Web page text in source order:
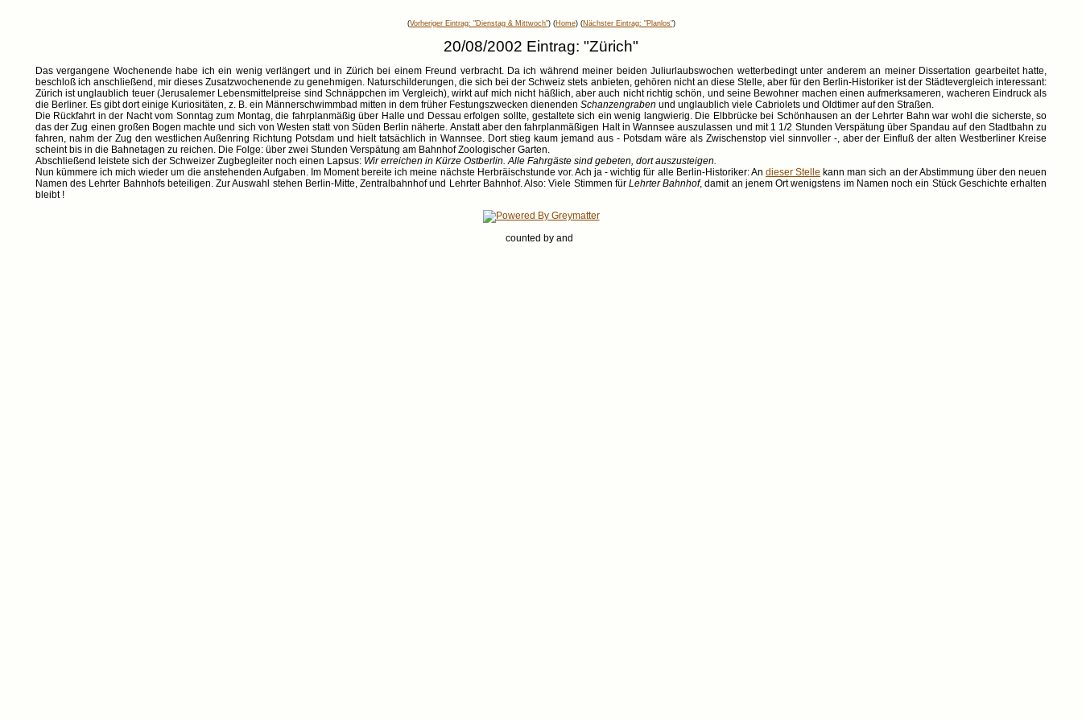
(Vorheriger Eintrag: "Dienstag & Mittwoch") (Home) (Nächster Eintrag: "Planlos")
20/08/2002 Eintrag: "Zürich"
Das vergangene Wochenende habe ich ein wenig verlängert und in Zürich bei einem Freund verbracht. Da ich während meiner beiden Juliurlaubswochen wetterbedingt unter anderem an meiner Dissertation gearbeitet hatte,
beschloß ich anschließend, mir dieses Zusatzwochenende zu genehmigen. Naturschilderungen, die sich bei der Schweiz stets anbieten, gehören nicht an diese Stelle, aber für den Berlin-Historiker ist der Städtevergleich interessant:
Zürich ist unglaublich teuer (Jerusalemer Lebensmittelpreise sind Schnäppchen im Vergleich), wirkt auf mich nicht häßlich, aber auch nicht richtig schön, und seine Bewohner machen einen aufmerksameren, wacheren Eindruck als
die Berliner. Es gibt dort einige Kuriositäten, z. B. ein Männerschwimmbad mitten in dem früher Festungszwecken dienenden Schanzengraben und unglaublich viele Cabriolets und Oldtimer auf den Straßen.
Die Rückfahrt in der Nacht vom Sonntag zum Montag, die fahrplanmäßig über Halle und Dessau erfolgen sollte, gestaltete sich ein wenig langwierig. Die Elbbrücke bei Schönhausen an der Lehrter Bahn war wohl die sicherste, so
das der Zug einen großen Bogen machte und sich von Westen statt von Süden Berlin näherte. Anstatt aber den fahrplanmäßigen Halt in Wannsee auszulassen und mit 1 1/2 Stunden Verspätung über Spandau auf den Stadtbahn zu
fahren, nahm der Zug den westlichen Außenring Richtung Potsdam und hielt tatsächlich in Wannsee. Dort stieg kaum jemand aus - Potsdam wäre als Zwischenstop viel sinnvoller -, aber der Einfluß der alten Westberliner Kreise
scheint bis in die Bahnetagen zu reichen. Die Folge: über zwei Stunden Verspätung am Bahnhof Zoologischer Garten.
Abschließend leistete sich der Schweizer Zugbegleiter noch einen Lapsus: Wir erreichen in Kürze Ostberlin. Alle Fahrgäste sind gebeten, dort auszusteigen.
Nun kümmere ich mich wieder um die anstehenden Aufgaben. Im Moment bereite ich meine nächste Herbräischstunde vor. Ach ja - wichtig für alle Berlin-Historiker: An dieser Stelle kann man sich an der Abstimmung über den neuen
Namen des Lehrter Bahnhofs beteiligen. Zur Auswahl stehen Berlin-Mitte, Zentralbahnhof und Lehrter Bahnhof. Also: Viele Stimmen für Lehrter Bahnhof, damit an jenem Ort wenigstens im Namen noch ein Stück Geschichte erhalten
bleibt !
counted by and